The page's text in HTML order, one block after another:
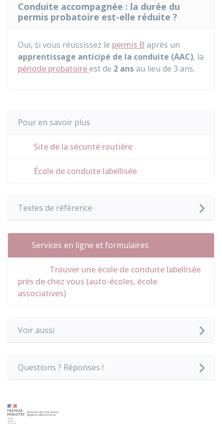
Conduite accompagnée : la durée du
permis probatoire est-elle réduite ?
Oui, si vous réussissez le permis B après un
apprentissage anticipé de la conduite (AAC), la
période probatoireest de 2 ansau lieu de 3 ans.
Pour en savoir plus
Site de la sécurité routière
École de conduite labellisée
Textes de référence
Services en ligne et formulaires
Trouver une école de conduite labellisée
près de chez vous (auto-écoles, école
associatives)
Voir aussi
Questions ? Réponses !